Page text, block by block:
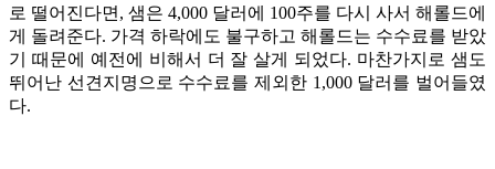
로 떨어진다면, 샘은 4,000 달러에 100주를 다시 사서 해롤드에
게 돌려준다. 가격 하락에도 불구하고 해롤드는 수수료를 받았
기 때문에 예전에 비해서 더 잘 살게 되었다. 마찬가지로 샘도
뛰어난 선견지명으로 수수료를 제외한 1,000 달러를 벌어들였
다.